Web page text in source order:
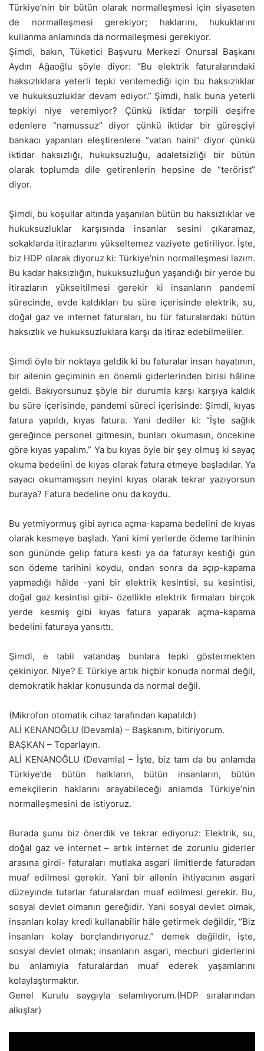
Türkiye’nin bir bütün olarak normalleşmesi için siyaseten
de normalleşmesi gerekiyor; haklarını, hukuklarını
kullanma anlamında da normalleşmesi gerekiyor.
Şimdi, bakın, Tüketici Başvuru Merkezi Onursal Başkanı
Aydın Ağaoğlu şöyle diyor: “Bu elektrik faturalarındaki
haksızlıklara yeterli tepki verilemediği için bu haksızlıklar
ve hukuksuzluklar devam ediyor.” Şimdi, halk buna yeterli
tepkiyi niye veremiyor? Çünkü iktidar torpili deşifre
edenlere “namussuz” diyor çünkü iktidar bir güreşçiyi
bankacı yapanları eleştirenlere “vatan haini” diyor çünkü
iktidar haksızlığı, hukuksuzluğu, adaletsizliği bir bütün
olarak toplumda dile getirenlerin hepsine de “terörist”
diyor.
Şimdi, bu koşullar altında yaşanılan bütün bu haksızlıklar ve
hukuksuzluklar karşısında insanlar sesini çıkaramaz,
sokaklarda itirazlarını yükseltemez vaziyete getiriliyor. İşte,
biz HDP olarak diyoruz ki: Türkiye’nin normalleşmesi lazım.
Bu kadar haksızlığın, hukuksuzluğun yaşandığı bir yerde bu
itirazların yükseltilmesi gerekir ki insanların pandemi
sürecinde, evde kaldıkları bu süre içerisinde elektrik, su,
doğal gaz ve internet faturaları, bu tür faturalardaki bütün
haksızlık ve hukuksuzluklara karşı da itiraz edebilmeliler.
Şimdi öyle bir noktaya geldik ki bu faturalar insan hayatının,
bir ailenin geçiminin en önemli giderlerinden birisi hâline
geldi. Bakıyorsunuz şöyle bir durumla karşı karşıya kaldık
bu süre içerisinde, pandemi süreci içerisinde: Şimdi, kıyas
fatura yapıldı, kıyas fatura. Yani dediler ki: “İşte sağlık
gereğince personel gitmesin, bunları okumasın, öncekine
göre kıyas yapalım.” Ya bu kıyas öyle bir şey olmuş ki sayaç
okuma bedelini de kıyas olarak fatura etmeye başladılar. Ya
sayacı okumamışsın neyini kıyas olarak tekrar yazıyorsun
buraya? Fatura bedeline onu da koydu.
Bu yetmiyormuş gibi ayrıca açma-kapama bedelini de kıyas
olarak kesmeye başladı. Yani kimi yerlerde ödeme tarihinin
son gününde gelip fatura kesti ya da faturayı kestiği gün
son ödeme tarihini koydu, ondan sonra da açıp-kapama
yapmadığı hâlde -yani bir elektrik kesintisi, su kesintisi,
doğal gaz kesintisi gibi- özellikle elektrik firmaları birçok
yerde kesmiş gibi kıyas fatura yaparak açma-kapama
bedelini faturaya yansıttı.
Şimdi, e tabii vatandaş bunlara tepki göstermekten
çekiniyor. Niye? E Türkiye artık hiçbir konuda normal değil,
demokratik haklar konusunda da normal değil.
(Mikrofon otomatik cihaz tarafından kapatıldı)
ALİ KENANOĞLU (Devamla) – Başkanım, bitiriyorum.
BAŞKAN – Toparlayın.
ALİ KENANOĞLU (Devamla) – İşte, biz tam da bu anlamda
Türkiye’de bütün halkların, bütün insanların, bütün
emekçilerin haklarını arayabileceği anlamda Türkiye’nin
normalleşmesini de istiyoruz.
Burada şunu biz önerdik ve tekrar ediyoruz: Elektrik, su,
doğal gaz ve internet – artık internet de zorunlu giderler
arasına girdi- faturaları mutlaka asgari limitlerde faturadan
muaf edilmesi gerekir. Yani bir ailenin ihtiyacının asgari
düzeyinde tutarlar faturalardan muaf edilmesi gerekir. Bu,
sosyal devlet olmanın gereğidir. Yani sosyal devlet olmak,
insanları kolay kredi kullanabilir hâle getirmek değildir, “Biz
insanları kolay borçlandırıyoruz.” demek değildir, işte,
sosyal devlet olmak; insanların asgari, mecburi giderlerini
bu anlamıyla faturalardan muaf ederek yaşamlarını
kolaylaştırmaktır.
Genel Kurulu saygıyla selamlıyorum.(HDP sıralarından
alkışlar)